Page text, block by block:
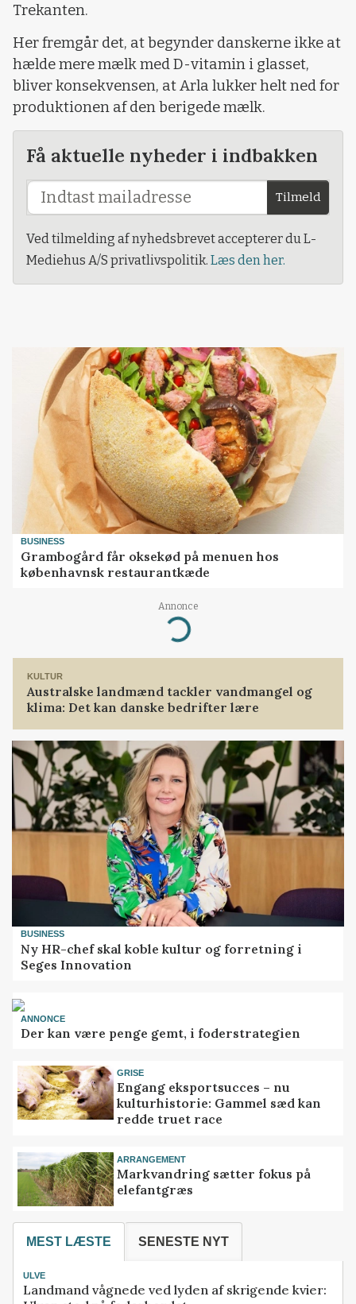
Trekanten.
Her fremgår det, at begynder danskerne ikke at
hælde mere mælk med D-vitamin i glasset,
bliver konsekvensen, at Arla lukker helt ned for
produktionen af den berigede mælk.
Få aktuelle nyheder i indbakken
Tilmeld
Ved tilmelding af nyhedsbrevet accepterer du L-
Mediehus A/S privatlivspolitik. Læs den her.
BUSINESS
Grambogård får oksekød på menuen hos
københavnsk restaurantkæde
Annonce
Loading...
KULTUR
Australske landmænd tackler vandmangel og
klima: Det kan danske bedrifter lære
BUSINESS
Ny HR-chef skal koble kultur og forretning i
Seges Innovation
ANNONCE
Der kan være penge gemt, i foderstrategien
GRISE
Engang eksportsucces – nu
kulturhistorie: Gammel sæd kan
redde truet race
ARRANGEMENT
Markvandring sætter fokus på
elefantgræs
MEST LÆSTE SENESTE NYT
ULVE
Landmand vågnede ved lyden af skrigende kvier: